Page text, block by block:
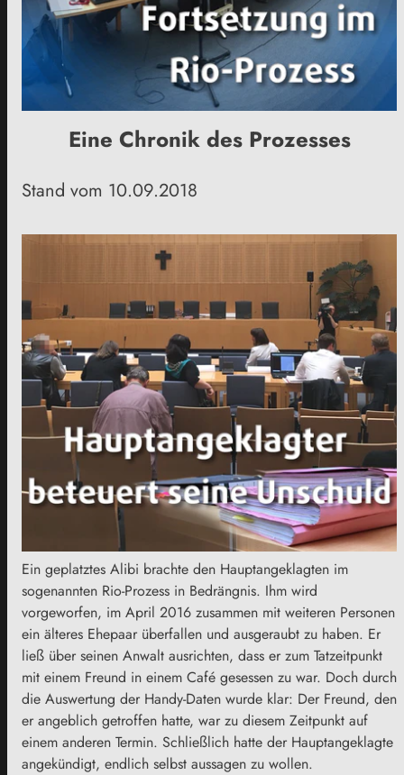
Eine Chronik des Prozesses
Stand vom 10.09.2018
Ein geplatztes Alibi brachte den Hauptangeklagten im
sogenannten Rio-Prozess in Bedrängnis. Ihm wird
vorgeworfen, im April 2016 zusammen mit weiteren Personen
ein älteres Ehepaar überfallen und ausgeraubt zu haben. Er
ließ über seinen Anwalt ausrichten, dass er zum Tatzeitpunkt
mit einem Freund in einem Café gesessen zu war. Doch durch
die Auswertung der Handy-Daten wurde klar: Der Freund, den
er angeblich getroffen hatte, war zu diesem Zeitpunkt auf
einem anderen Termin. Schließlich hatte der Hauptangeklagte
angekündigt, endlich selbst aussagen zu wollen.